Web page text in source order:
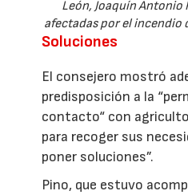
León, Joaquín Antonio
afectadas por el incendio
Soluciones
El consejero mostró
predisposición a la
contacto“ con
para recoger sus
poner soluciones”.
Pino, que estuvo